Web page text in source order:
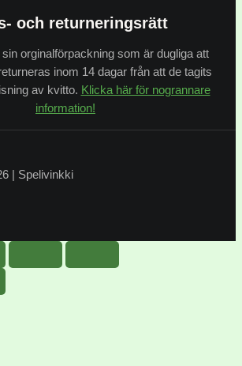
och returneringsrätt
orginalförpackning som är dugliga att
inom 14 dagar från att de tagits
av kvitto. Klicka här för nogrannare
information!
| Spelivinkki